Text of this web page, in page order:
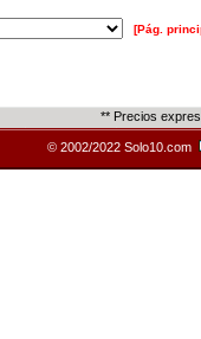
[Pág.
** Precios
© 2002/2022 Solo10.com